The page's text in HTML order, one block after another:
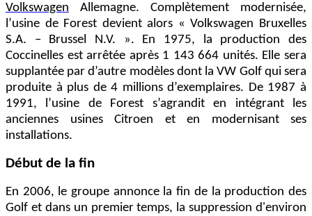
Volkswagen Allemagne. Complètement modernisée,
l’usine de Forest devient alors « Volkswagen Bruxelles
S.A. – Brussel N.V. ». En 1975, la production des
Coccinelles est arrêtée après 1 143 664 unités. Elle sera
supplantée par d’autre modèles dont la VW Golf qui sera
produite à plus de 4 millions d’exemplaires. De 1987 à
1991, l’usine de Forest s’agrandit en intégrant les
anciennes usines Citroen et en modernisant ses
installations.
Début de la fin
En 2006, le groupe annonce la fin de la production des
Golf et dans un premier temps, la suppression d'environ